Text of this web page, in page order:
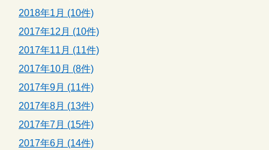
2018年1月 (10件)
2017年12月 (10件)
2017年11月 (11件)
2017年10月 (8件)
2017年9月 (11件)
2017年8月 (13件)
2017年7月 (15件)
2017年6月 (14件)